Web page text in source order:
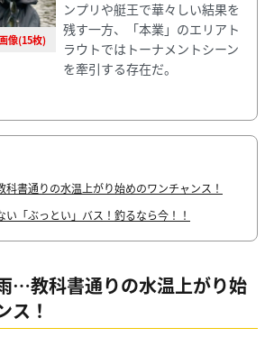
像(15枚)
ンプリや艇王で華々しい結果を
残す一方、「本業」のエリアト
ラウトではトーナメントシーン
を牽引する存在だ。
書通りの水温上がり始めのワンチャンス！
い「ぶっとい」バス！釣るなら今！！
⋯教科書通りの水温上がり始
ス！